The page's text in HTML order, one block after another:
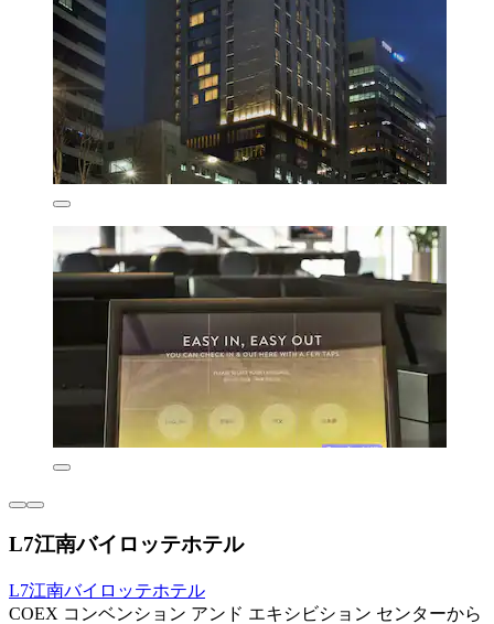
L7江南バイロッテホテル
L7江南バイロッテホテル
COEX コンベンション アンド エキシビション センターから